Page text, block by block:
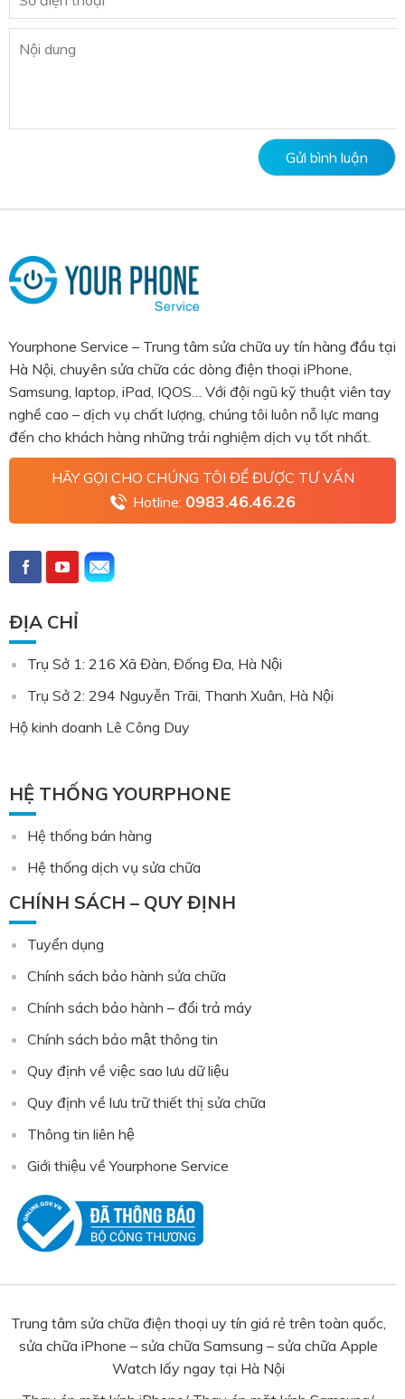
Yourphone Service – Trung tâm sửa chữa uy tín hàng đầu tại
Hà Nội, chuyên sửa chữa các dòng điện thoại iPhone,
Samsung, laptop, iPad, IQOS… Với đội ngũ kỹ thuật viên tay
nghề cao – dịch vụ chất lượng, chúng tôi luôn nỗ lực mang
đến cho khách hàng những trải nghiệm dịch vụ tốt nhất.
HÃY GỌI CHO CHÚNG TÔI ĐỂ ĐƯỢC TƯ VẤN
Hotline: 0983.46.46.26
ĐỊA CHỈ
Trụ Sở 1: 216 Xã Đàn, Đống Đa, Hà Nội
Trụ Sở 2: 294 Nguyễn Trãi, Thanh Xuân, Hà Nội
Hộ kinh doanh Lê Công Duy
HỆ THỐNG YOURPHONE
Hệ thống bán hàng
Hệ thống dịch vụ sửa chữa
CHÍNH SÁCH – QUY ĐỊNH
Tuyển dụng
Chính sách bảo hành sửa chữa
Chính sách bảo hành – đổi trả máy
Chính sách bảo mật thông tin
Quy định về việc sao lưu dữ liệu
Quy định về lưu trữ thiết thị sửa chữa
Thông tin liên hệ
Giới thiệu về Yourphone Service
Trung tâm sửa chữa điện thoại uy tín giá rẻ trên toàn quốc,
sửa chữa iPhone – sửa chữa Samsung – sửa chữa Apple
Watch lấy ngay tại Hà Nội